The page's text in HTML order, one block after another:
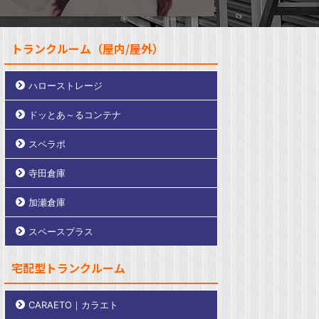
トランクルーム（屋内/屋外）
ハローストレージ
ドッとあ～るコンテナ
スペラボ
寺田倉庫
加瀬倉庫
スペースプラス
宅配型トランクルーム
CARAETO｜カラエト